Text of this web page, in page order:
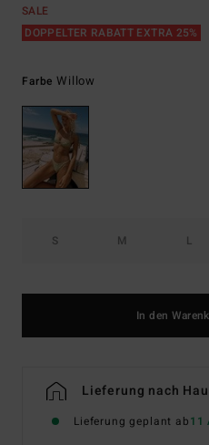
SALE
DOPPELTER RABATT EXTRA 25%
FarbeWillow
S M L
In den
Lieferung nach
Lieferung geplant ab11